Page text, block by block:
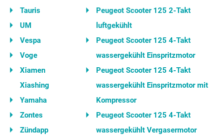
Tauris
UM
Vespa
Voge
Xiamen
Xiashing
Yamaha
Zontes
Zündapp
Peugeot Scooter 125 2-Takt
luftgekühlt
Peugeot Scooter 125 4-Takt
wassergekühlt Einspritzmotor
Peugeot Scooter 125 4-Takt
wassergekühlt Einspritzmotor mit
Kompressor
Peugeot Scooter 125 4-Takt
wassergekühlt Vergasermotor